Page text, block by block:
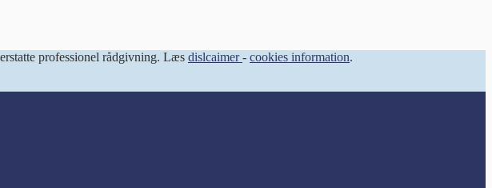
professionel rådgivning. Læs dislcaimer- cookies information.